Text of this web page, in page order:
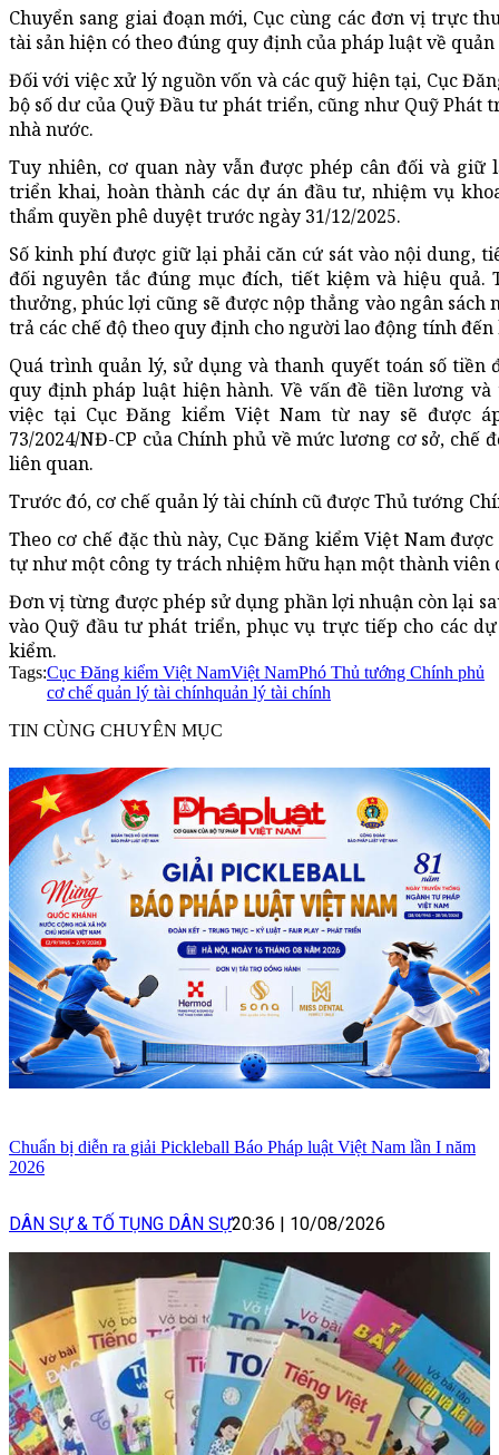
Chuyển sang giai đoạn mới, Cục cùng các đơn vị trực
tài sản hiện có theo đúng quy định của pháp luật về
Đối với việc xử lý nguồn vốn và các quỹ hiện tại, Cục
bộ số dư của Quỹ Đầu tư phát triển, cũng như Quỹ Phát
nhà nước.
Tuy nhiên, cơ quan này vẫn được phép cân đối và
triển khai, hoàn thành các dự án đầu tư, nhiệm vụ
thẩm quyền phê duyệt trước ngày 31/12/2025.
Số kinh phí được giữ lại phải căn cứ sát vào nội dung,
đối nguyên tắc đúng mục đích, tiết kiệm và hiệu quả.
thưởng, phúc lợi cũng sẽ được nộp thẳng vào ngân sách
trả các chế độ theo quy định cho người lao động tính đến
Quá trình quản lý, sử dụng và thanh quyết toán số
quy định pháp luật hiện hành. Về vấn đề tiền lương
việc tại Cục Đăng kiểm Việt Nam từ nay sẽ được
73/2024/NĐ-CP của Chính phủ về mức lương cơ sở,
liên quan.
Trước đó, cơ chế quản lý tài chính cũ được Thủ tướng
Theo cơ chế đặc thù này, Cục Đăng kiểm Việt Nam
tự như một công ty trách nhiệm hữu hạn một thành viên
Đơn vị từng được phép sử dụng phần lợi nhuận còn lại
vào Quỹ đầu tư phát triển, phục vụ trực tiếp cho các
kiểm.
Tags:Cục Đăng kiểm Việt NamViệt NamPhó Thủ tướng Chính phủ
cơ chế quản lý tài chínhquản lý tài chính
TIN CÙNG CHUYÊN MỤC
Chuẩn bị diễn ra giải Pickleball Báo Pháp luật Việt Nam lần I năm
2026
DÂN SỰ & TỐ TỤNG DÂN SỰ20:36 10/08/2026